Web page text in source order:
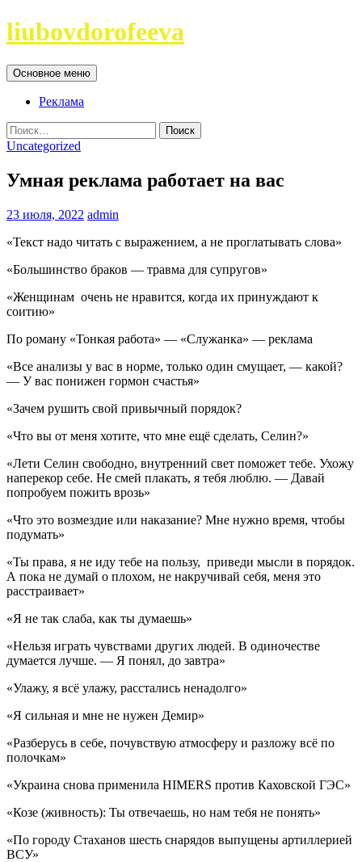
Перейти
к
liubovdorofeeva
Поиск
Основное меню
Реклама
Найти:
Uncategorized
Умная реклама работает на вас
23 июля, 2022 admin
«Текст надо читать с выражением, а не проглатывать слова»
«Большинство браков — травма для супругов»
«Женщинам очень не нравится, когда их принуждают к
соитию»
По роману «Тонкая работа» — «Служанка» — реклама
«Все анализы у вас в норме, только один смущает, — какой?
— У вас понижен гормон счастья»
«Зачем рушить свой привычный порядок?
«Что вы от меня хотите, что мне ещё сделать, Селин?»
«Лети Селин свободно, внутренний свет поможет тебе. Ухожу
наперекор себе. Не смей плакать, я тебя люблю. — Давай
попробуем пожить врозь»
«Что это возмездие или наказание? Мне нужно время, чтобы
подумать»
«Ты права, я не иду тебе на пользу, приведи мысли в порядок.
А пока не думай о плохом, не накручивай себя, меня это
расстраивает»
«Я не так слаба, как ты думаешь»
«Нельзя играть чувствами других людей. В одиночестве
думается лучше. — Я понял, до завтра»
«Улажу, я всё улажу, расстались ненадолго»
«Я сильная и мне не нужен Демир»
«Разберусь в себе, почувствую атмосферу и разложу всё по
полочкам»
«Украина снова применила HIMERS против Каховской ГЭС»
«Козе (живность): Ты отвечаешь, но нам тебя не понять»
«По городу Стаханов шесть снарядов выпущены артиллерией
ВСУ»